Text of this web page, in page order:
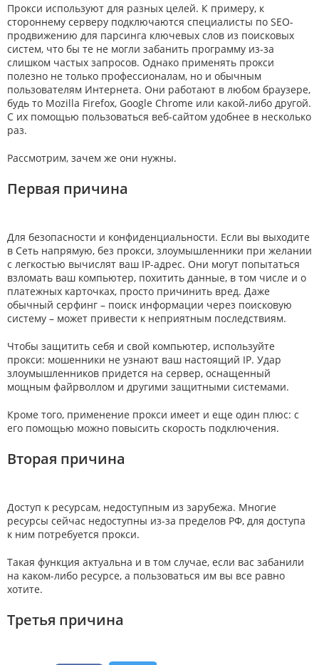
Прокси используют для разных целей. К примеру, к
стороннему серверу подключаются специалисты по SEO-
продвижению для парсинга ключевых слов из поисковых
систем, что бы те не могли забанить программу из-за
слишком частых запросов. Однако применять прокси
полезно не только профессионалам, но и обычным
пользователям Интернета. Они работают в любом браузере,
будь то Mozilla Firefox, Google Chrome или какой-либо другой.
С их помощью пользоваться веб-сайтом удобнее в несколько
раз.
Рассмотрим, зачем же они нужны.
Первая причина
Для безопасности и конфиденциальности. Если вы выходите
в Сеть напрямую, без прокси, злоумышленники при желании
с легкостью вычислят ваш IP-адрес. Они могут попытаться
взломать ваш компьютер, похитить данные, в том числе и о
платежных карточках, просто причинить вред. Даже
обычный серфинг – поиск информации через поисковую
систему – может привести к неприятным последствиям.
Чтобы защитить себя и свой компьютер, используйте
прокси: мошенники не узнают ваш настоящий IP. Удар
злоумышленников придется на сервер, оснащенный
мощным файрволлом и другими защитными системами.
Кроме того, применение прокси имеет и еще один плюс: с
его помощью можно повысить скорость подключения.
Вторая причина
Доступ к ресурсам, недоступным из зарубежа. Многие
ресурсы сейчас недоступны из-за пределов РФ, для доступа
к ним потребуется прокси.
Такая функция актуальна и в том случае, если вас забанили
на каком-либо ресурсе, а пользоваться им вы все равно
хотите.
Третья причина